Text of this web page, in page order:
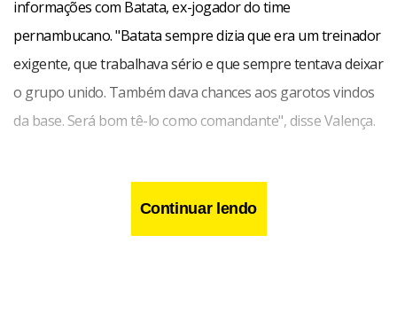
informações com Batata, ex-jogador do time
pernambucano. "Batata sempre dizia que era um treinador
exigente, que trabalhava sério e que sempre tentava deixar
o grupo unido. Também dava chances aos garotos vindos
da base. Será bom tê-lo como comandante", disse Valença.
Continuar lendo